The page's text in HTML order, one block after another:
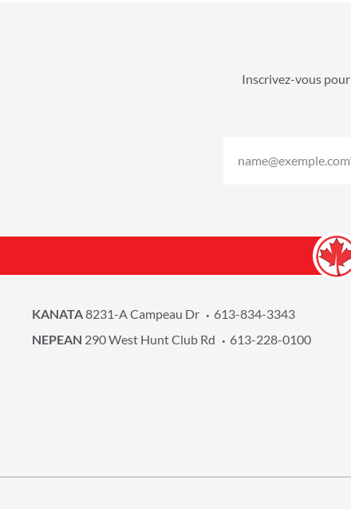
Inscrivez-vous
KANATA8231-A Campeau Dr
613-834-3343
NEPEAN 290 West Hunt Club Rd 613-228-0100